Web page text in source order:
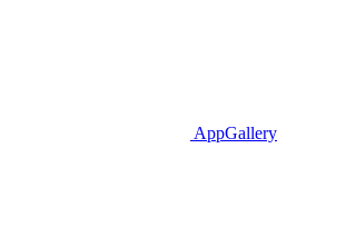
AppGallery